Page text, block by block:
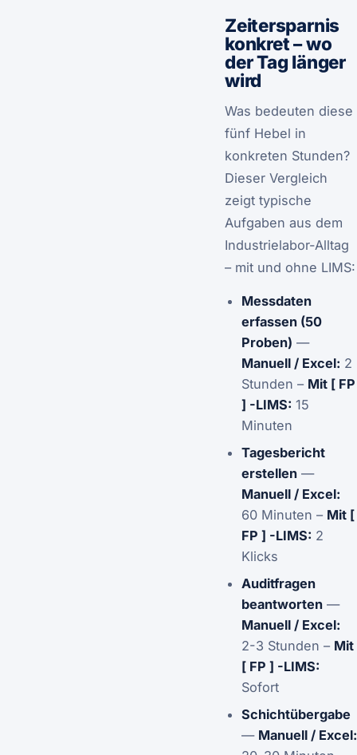
Zeitersparnis
konkret – wo
der Tag länger
wird
Was bedeuten diese
fünf Hebel in
konkreten Stunden?
Dieser Vergleich
zeigt typische
Aufgaben aus dem
Industrielabor-Alltag
– mit und ohne LIMS:
Messdaten
erfassen (50
Proben) —
Manuell / Excel: 2
Stunden – Mit [ FP
] -LIMS: 15
Minuten
Tagesbericht
erstellen—
Manuell / Excel:
60 Minuten – Mit [
FP ] -LIMS: 2
Klicks
Auditfragen
beantworten—
Manuell / Excel:
2-3 Stunden – Mit
[ FP ] -LIMS:
Sofort
Schichtübergabe
— Manuell / Excel: